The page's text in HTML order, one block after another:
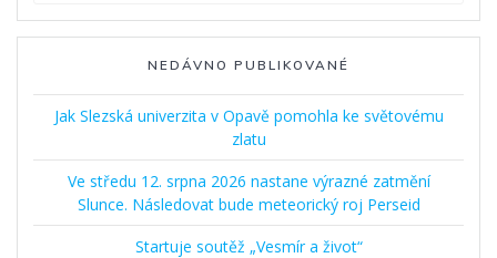
NEDÁVNO PUBLIKOVANÉ
Jak Slezská univerzita v Opavě pomohla ke světovému
zlatu
Ve středu 12. srpna 2026 nastane výrazné zatmění
Slunce. Následovat bude meteorický roj Perseid
Startuje soutěž „Vesmír a život“